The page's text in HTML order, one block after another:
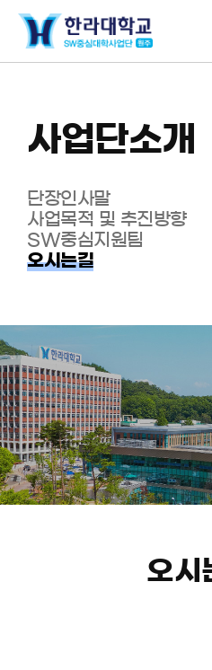
사업단소개
단장인사말
사업목적 및 추진방향
SW중심지원팀
오시는길
오시